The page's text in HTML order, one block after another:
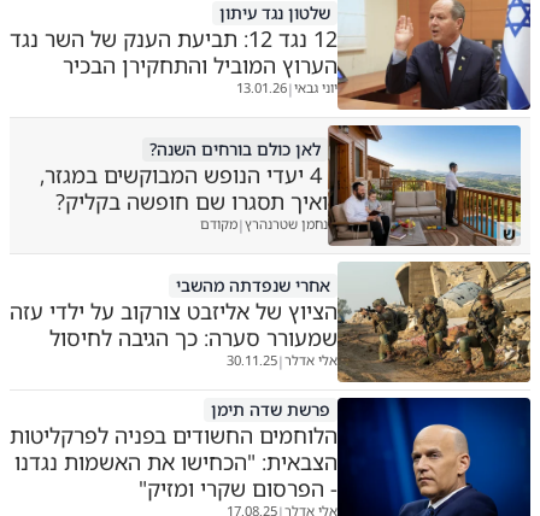
שלטון נגד עיתון
12 נגד 12: תביעת הענק של השר נגד
הערוץ המוביל והתחקירן הבכיר
יוני גבאי|
13.01.26
ש
לאן כולם בורחים השנה?
4 יעדי הנופש המבוקשים במגזר,
ואיך תסגרו שם חופשה בקליק?
נחמן שטרנהרץ|מקודם
אחרי שנפדתה מהשבי
הציוץ של אליזבט צורקוב על ילדי עזה
שמעורר סערה: כך הגיבה לחיסול
אלי אדלר|
30.11.25
פרשת שדה תימן
הלוחמים החשודים בפניה לפרקליטות
הצבאית: "הכחישו את האשמות נגדנו
- הפרסום שקרי ומזיק"
אלי אדלר|
17.08.25